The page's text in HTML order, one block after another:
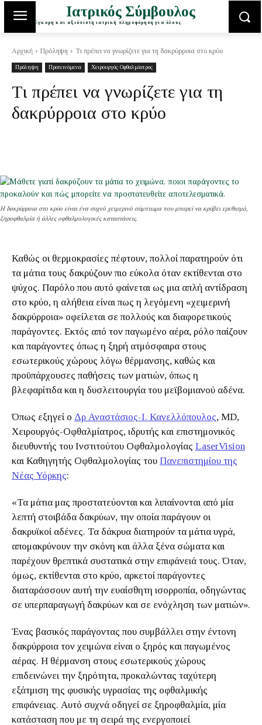
Ιατρικός Σύμβουλος
Έγκυρη και αξιόπιστη ιατρική πληροφόρηση για όλους
Αρχική Πρόληψη Τι πρέπει να γνωρίζετε για τη δακρύρροια στο κρύο
Πρόληψη Προτεινόμενα Χειρουργός Οφθαλμίατρος
Τι πρέπει να γνωρίζετε για τη
δακρύρροια στο κρύο
Η δακρύρροια στο κρύο είναι ένα συχνό χειμερινό σύμπτωμα που μπορεί να κρύβει ερεθισμό,
ξηροφθαλμία ή άλλες οφθαλμολογικές καταστάσεις.
Καθώς οι θερμοκρασίες πέφτουν, πολλοί παρατηρούν ότι
τα μάτια τους δακρύζουν πιο εύκολα όταν εκτίθενται στο
ψύχος. Παρόλο που αυτό φαίνεται ως μια απλή αντίδραση
στο κρύο, η αλήθεια είναι πως η λεγόμενη «χειμερινή
δακρύρροια» οφείλεται σε πολλούς και διαφορετικούς
παράγοντες. Εκτός από τον παγωμένο αέρα, ρόλο παίζουν
και παράγοντες όπως η ξηρή ατμόσφαιρα στους
εσωτερικούς χώρους λόγω θέρμανσης, καθώς και
προϋπάρχουσες παθήσεις των ματιών, όπως η
βλεφαρίτιδα και η δυσλειτουργία του μεϊβομιανού αδένα.
Όπως εξηγεί ο Δρ Αναστάσιος-Ι. Κανελλόπουλος, MD,
Χειρουργός-Οφθαλμίατρος, ιδρυτής και επιστημονικός
διευθυντής του Ινστιτούτου Οφθαλμολογίας LaserVision
και Καθηγητής Οφθαλμολογίας του Πανεπιστημίου της
Νέας Υόρκης:
«Τα μάτια μας προστατεύονται και λιπαίνονται από μία
λεπτή στοιβάδα δακρύων, την οποία παράγουν οι
δακρυϊκοί αδένες. Τα δάκρυα διατηρούν τα μάτια υγρά,
απομακρύνουν την σκόνη και άλλα ξένα σώματα και
παρέχουν θρεπτικά συστατικά στην επιφάνειά τους. Όταν,
όμως, εκτίθενται στο κρύο, αρκετοί παράγοντες
διαταράσσουν αυτή την ευαίσθητη ισορροπία, οδηγώντας
σε υπερπαραγωγή δακρύων και σε ενόχληση των ματιών».
Ένας βασικός παράγοντας που συμβάλλει στην έντονη
δακρύρροια τον χειμώνα είναι ο ξηρός και παγωμένος
αέρας. Η θέρμανση στους εσωτερικούς χώρους
επιδεινώνει την ξηρότητα, προκαλώντας ταχύτερη
εξάτμιση της φυσικής υγρασίας της οφθαλμικής
επιφάνειας. Αυτό συχνά οδηγεί σε ξηροφθαλμία, μία
κατάσταση που με τη σειρά της ενεργοποιεί